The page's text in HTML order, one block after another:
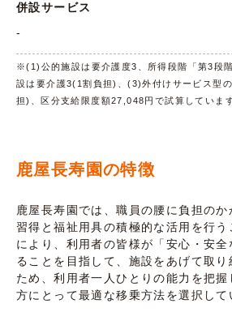
併設サービス
-
※(1)公的施設は要介護度3、所得段階「第3段
設は要介護3(1割負担)、(3)外付けサービス型
担)、区分支給限度額27,048円で試算しています
鹿屋長寿園の特徴
鹿屋長寿園では、職員の腰に負担の
習得と福祉用具の積極的な活用を行う
により、利用者の皆様が「安心・安
ることを目指して、施設をあげて取
ため、利用者一人ひとりの能力を把
方にとって最適な移乗方法を選択して